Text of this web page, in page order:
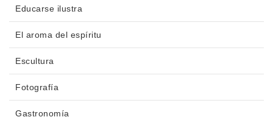
Educarse ilustra
El aroma del espíritu
Escultura
Fotografía
Gastronomía